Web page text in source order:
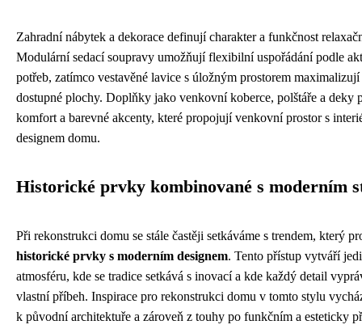
Zahradní nábytek a dekorace definují charakter a funkčnost
Modulární sedací soupravy umožňují flexibilní uspořádání podle
potřeb, zatímco vestavěné lavice s úložným prostorem
dostupné plochy. Doplňky jako venkovní koberce, polštáře a deky
komfort a barevné akcenty, které propojují venkovní prostor s
designem domu.
Historické prvky kombinované s moderním
Při rekonstrukci domu se stále častěji setkáváme s trendem, který
historické prvky s moderním designem. Tento přístup vytváří
atmosféru, kde se tradice setkává s inovací a kde každý detail
vlastní příbeh. Inspirace pro rekonstrukci domu v tomto stylu
k původní architektuře a zároveň z touhy po funkčním a esteticky